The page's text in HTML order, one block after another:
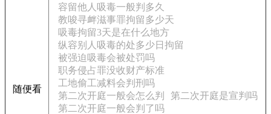
随便看
容留他人吸毒一般判多久
教唆寻衅滋事罪拘留多少天
吸毒拘留3天是在什么地方
纵容别人吸毒的处多少日拘留
被强迫吸毒会被处罚吗
职务侵占罪没收财产标准
工地偷工减料会判刑吗
第二次开庭一般会怎么判
第二次开庭是宣判吗
第二次开庭一般会判了吗